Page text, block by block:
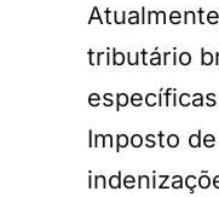
tributário
Imposto